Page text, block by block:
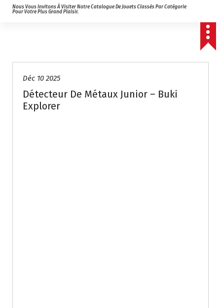
Nous Vous Invitons À Visiter Notre Catalogue De Jouets Classés Par Catégorie
Pour Votre Plus Grand Plaisir.
Déc 10 2025
Détecteur De Métaux Junior – Buki
Explorer